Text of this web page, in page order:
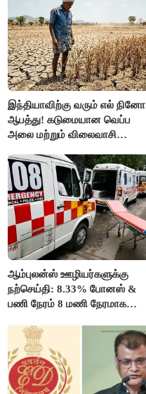
இந்தியாவிற்கு வரும் எல் நினோ
ஆபத்து! கடுமையான வெப்ப
அலை மற்றும் விலைவாசி
ஆம்புலன்ஸ் ஊழியர்களுக்கு
நற்செய்தி: 8.33% போனஸ் &
பணி நேரம் 8 மணி நேரமாக